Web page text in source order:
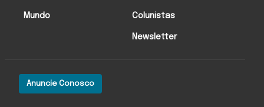
Anuncie Conosco
Mundo Colunistas
Newsletter